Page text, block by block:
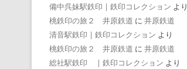
備中呉妹駅鉄印 | 鉄印コレクション より
桃鉄印の旅２ 井原鉄道 に 井原鉄道
清音駅鉄印 | 鉄印コレクション より
桃鉄印の旅２ 井原鉄道 に 井原鉄道
総社駅鉄印 | 鉄印コレクション より